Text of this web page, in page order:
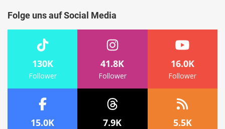
Folge uns auf Social Media
130K
Follower
41.8K
Follower
16.0K
Follower
15.0K 7.9K 5.5K